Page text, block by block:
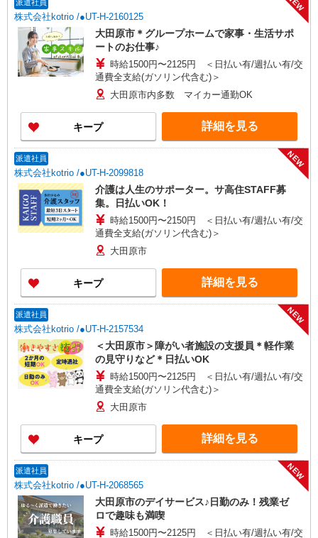
派遣社員
株式会社kotrio /●UT-H-2160125
大田原市＊グループホームで家事・生活サポ
ートのお仕事♪
時給1500円〜2125円 ＜日払い有/週払い有/交
通費全支給(ガソリン代含む)＞
大田原市内多数 マイカー通勤OK
キープ 詳細を見る
派遣社員
株式会社kotrio /●UT-H-2099818
NEW
介護は人生のサポーター。サ高住STAFF募
集。日払いOK！
時給1500円〜2150円 ＜日払い有/週払い有/交
通費全支給(ガソリン代含む)＞
大田原市
キープ 詳細を見る
派遣社員
株式会社kotrio /●UT-H-2157534
NEW
＜大田原市＞障がい者施設の支援員＊軽作業
の見守りなど＊日払いOK
時給1500円〜2125円 ＜日払い有/週払い有/交
通費全支給(ガソリン代含む)＞
大田原市
キープ 詳細を見る
派遣社員
株式会社kotrio /●UT-H-2068565
NEW
大田原市のデイサービス♪日勤のみ！残業ゼ
ロで趣味も満喫
時給1500円〜2125円 ＜日払い有/週払い有/交